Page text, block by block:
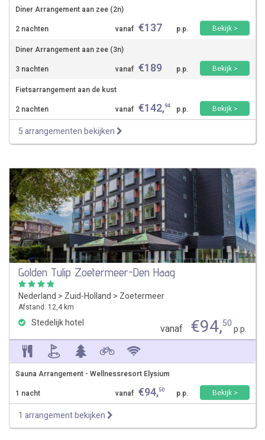
Diner Arrangement aan zee (2n)
2 nachten
vanaf €137 p.p.
Bekijk >
Diner Arrangement aan zee (3n)
3 nachten
vanaf €189 p.p.
Bekijk >
Fietsarrangement aan de kust
2 nachten
vanaf €142,94 p.p. Bekijk >
5 arrangementen bekijken
Golden Tulip Zoetermeer-Den Haag
Nederland > Zuid-Holland > Zoetermeer
Afstand: 12,4 km
Stedelijk hotel vanaf €94,50p.p.
Sauna Arrangement - Wellnessresort Elysium
1 nacht
vanaf €94,50 p.p. Bekijk >
1 arrangement bekijken